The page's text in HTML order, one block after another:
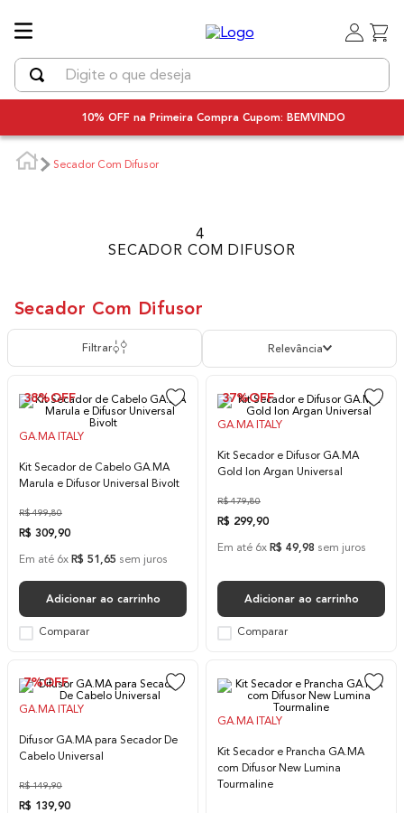
Digite o que deseja
10% OFF na Primeira Compra Cupom: BEMVINDO
Secador Com Difusor
4
SECADOR COM DIFUSOR
Secador Com Difusor
Filtrar Relevância
GA.MA ITALY
Kit Secador de Cabelo GA.MA
Marula e Difusor Universal Bivolt
R$ 499,80
R$ 309,90
38%OFF
Em até 6x R$ 51 ,65 sem juros
Adicionar ao carrinho
Comparar
GA.MA ITALY
Kit Secador e Difusor GA.MA
Gold Ion Argan Universal
R$ 479,80
R$ 299,90
37%OFF
Em até 6x R$ 49,98 sem juros
Adicionar ao carrinho
Comparar
GA.MA ITALY
Difusor GA.MA para Secador De
Cabelo Universal
R$ 149,90
R$ 139,90
7%OFF
GA.MA ITALY
Kit Secador e Prancha GA.MA
com Difusor New Lumina
Tourmaline
TERMOS MAIS BUSCADOS
1º
uniq
secador
º
escova modeladora
8
prancha